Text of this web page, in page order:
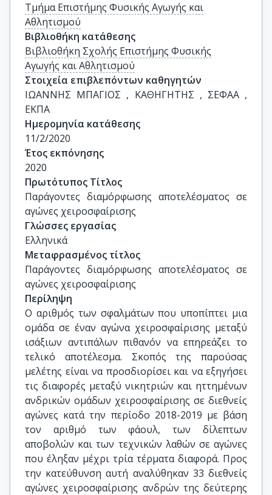
Τμήμα Επιστήμης Φυσικής Αγωγής και
Αθλητισμού
Βιβλιοθήκη κατάθεσης
Βιβλιοθήκη Σχολής Επιστήμης Φυσικής
Αγωγής και Αθλητισμού
Στοιχεία επιβλεπόντων καθηγητών
ΙΩΑΝΝΗΣ ΜΠΑΓΙΟΣ , ΚΑΘΗΓΗΤΗΣ , ΣΕΦΑΑ ,
ΕΚΠΑ
Ημερομηνία κατάθεσης
11/2/2020
Έτος εκπόνησης
2020
Πρωτότυπος Τίτλος
Παράγοντες διαμόρφωσης αποτελέσματος σε
αγώνες χειροσφαίρισης
Γλώσσες εργασίας
Ελληνικά
Μεταφρασμένος τίτλος
Παράγοντες διαμόρφωσης αποτελέσματος σε
αγώνες χειροσφαίρισης
Περίληψη
Ο αριθμός των σφαλμάτων που υποπίπτει μια
ομάδα σε έναν αγώνα χειροσφαίρισης μεταξύ
ισάξιων αντιπάλων πιθανόν να επηρεάζει το
τελικό αποτέλεσμα. Σκοπός της παρούσας
μελέτης είναι να προσδιορίσει και να εξηγήσει
τις διαφορές μεταξύ νικητριών και ηττημένων
ανδρικών ομάδων χειροσφαίρισης σε διεθνείς
αγώνες κατά την περίοδο 2018-2019 με βάση
τον αριθμό των φάουλ, των δίλεπτων
αποβολών και των τεχνικών λαθών σε αγώνες
που έληξαν μέχρι τρία τέρματα διαφορά. Προς
την κατεύθυνση αυτή αναλύθηκαν 33 διεθνείς
αγώνες χειροσφαίρισης ανδρών της δεύτερης